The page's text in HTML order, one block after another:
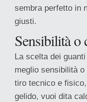
sembra perfetto in
giusti.
Sensibilità o
La scelta dei
meglio sensibilità
tiro tecnico e
gelido, vuoi dita